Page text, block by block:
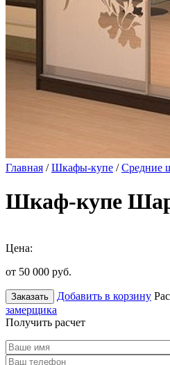
Главная /Шкафы-купе /Средние
Шкаф-купе
Цена:
от 50 000 руб.
Заказать Добавить в корзину
замерщика
Получить расчет